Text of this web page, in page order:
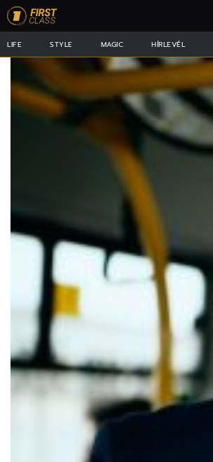
LIFE STYLE MAGIC HÍRLEVÉL